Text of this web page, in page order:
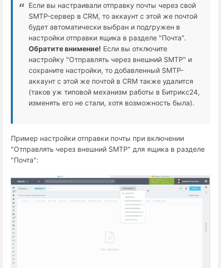
Если вы настраивали отправку почты через свой
SMTP-сервер в CRM, то аккаунт с этой же почтой
будет автоматически выбран и подгружен в
настройки отправки ящика в разделе "Почта".
Обратите внимение! Если вы отключите
настройку "Отправлять через внешний SMTP" и
сохраните настройки, то добавленный SMTP-
аккаунт с этой же почтой в CRM также удалится
(таков уж типовой механизм работы в Битрикс24,
изменять его не стали, хотя возможность была).
Пример настройки отправки почты при включении
"Отправлять через внешний SMTP" для ящика в разделе
"Почта":